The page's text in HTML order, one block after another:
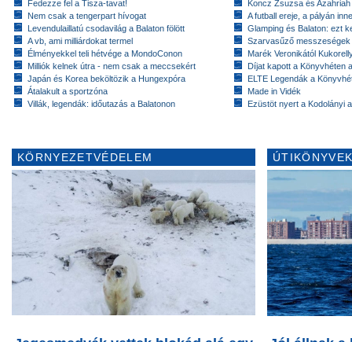
Fedezze fel a Tisza-tavat!
Nem csak a tengerpart hívogat
Levendulaillatú csodavilág a Balaton fölött
A vb, ami milliárdokat termel
Élményekkel teli hétvége a MondoConon
Milliók kelnek útra - nem csak a meccsekért
Japán és Korea beköltözik a Hungexpóra
Átalakult a sportzóna
Villák, legendák: időutazás a Balatonon
Koncz Zsuzsa és
A futball ereje, a pályán
Glamping és Balaton: ezt
Szarvasűző messzeségek
Marék Veronikától
Díjat kapott a Könyvhéten
ELTE Legendák a
Made in Vidék
Ezüstöt nyert a Kodolányi
KÖRNYEZETVÉDELEM